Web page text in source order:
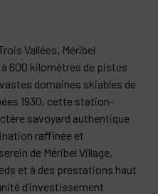
Vallées, Méribel
600 kilomètres de pistes
domaines skiables de
1930, cette station-
savoyard authentique
raffinée et
de Méribel Village,
et à des prestations haut
d’investissement